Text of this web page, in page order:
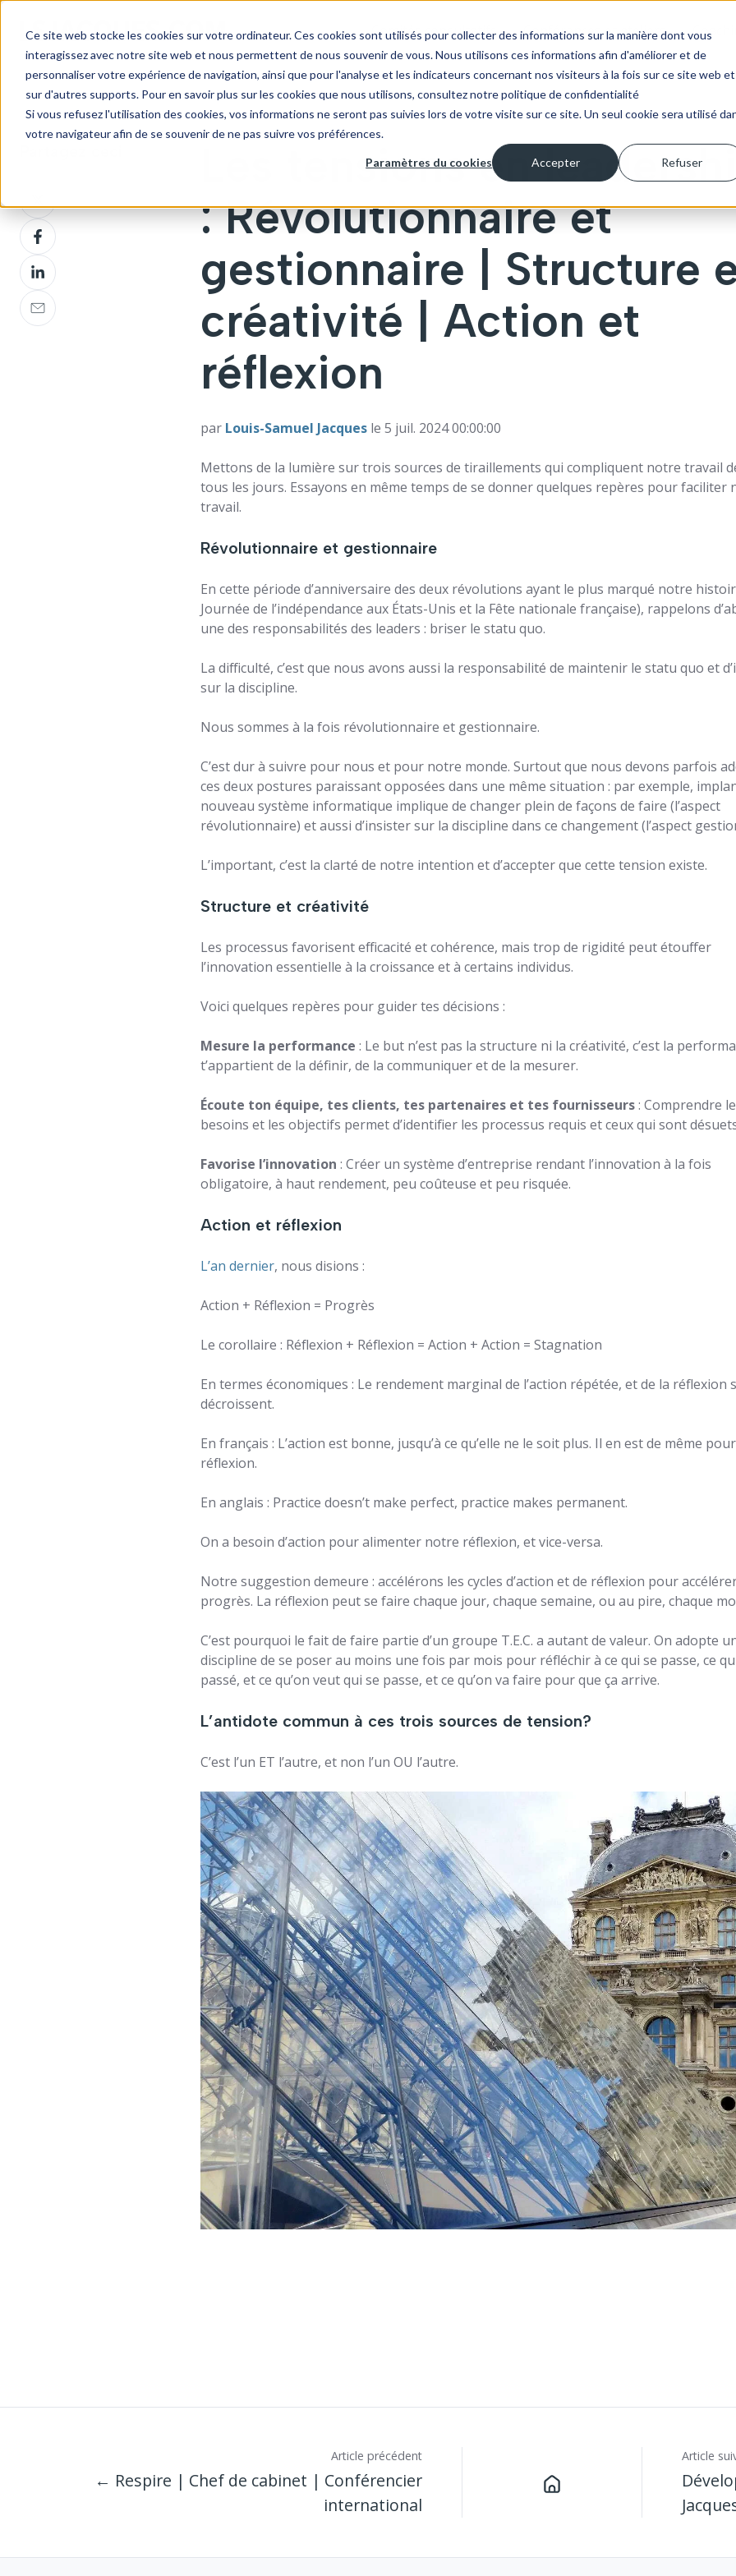
Ce site web stocke les cookies sur votre ordinateur. Ces cookies sont utilisés pour collecter des informations sur la manière dont vous
interagissez avec notre site web et nous permettent de nous souvenir de vous. Nous utilisons ces informations afin d'améliorer et de
personnaliser votre expérience de navigation, ainsi que pour l'analyse et les indicateurs concernant nos visiteurs à la fois sur ce site web et
sur d'autres supports. Pour en savoir plus sur les cookies que nous utilisons, consultez notre politique de confidentialité
Si vous refusez l'utilisation des cookies, vos informations ne seront pas suivies lors de votre visite sur ce site. Un seul cookie sera utilisé
votre navigateur afin de se souvenir de ne pas suivre vos préférences.
Paramètres du cookies Accepter Refuser
Comités consultatifs Conférences et ateliers
Les tensions en
: Révolutionnaire et
gestionnaire | Structure
créativité | Action et
réflexion
par Louis-Samuel Jacques le 5 juil. 2024 00:00:00
Mettons de la lumière sur trois sources de tiraillements qui compliquent notre travail
tous les jours. Essayons en même temps de se donner quelques repères pour faciliter
travail.
Révolutionnaire et gestionnaire
En cette période d’anniversaire des deux révolutions ayant le plus marqué notre
Journée de l’indépendance aux États-Unis et la Fête nationale française), rappelons
une des responsabilités des leaders : briser le statu quo.
La difficulté, c’est que nous avons aussi la responsabilité de maintenir le statu quo et
sur la discipline.
Nous sommes à la fois révolutionnaire et gestionnaire.
C’est dur à suivre pour nous et pour notre monde. Surtout que nous devons parfois
ces deux postures paraissant opposées dans une même situation : par exemple,
nouveau système informatique implique de changer plein de façons de faire (l’aspect
révolutionnaire) et aussi d’insister sur la discipline dans ce changement (l’aspect
L’important, c’est la clarté de notre intention et d’accepter que cette tension existe.
Structure et créativité
Les processus favorisent efficacité et cohérence, mais trop de rigidité peut étouffer
l’innovation essentielle à la croissance et à certains individus.
Voici quelques repères pour guider tes décisions :
Mesure la performance : Le but n’est pas la structure ni la créativité, c’est la
t’appartient de la définir, de la communiquer et de la mesurer.
Écoute ton équipe, tes clients, tes partenaires et tes fournisseurs: Comprendre
besoins et les objectifs permet d’identifier les processus requis et ceux qui sont
Favorise l’innovation : Créer un système d’entreprise rendant l’innovation à la fois
obligatoire, à haut rendement, peu coûteuse et peu risquée.
Action et réflexion
L’an dernier, nous disions :
Action + Réflexion = Progrès
Le corollaire : Réflexion + Réflexion = Action + Action = Stagnation
En termes économiques : Le rendement marginal de l’action répétée, et de la réflexion
décroissent.
En français : L’action est bonne, jusqu’à ce qu’elle ne le soit plus. Il en est de même
réflexion.
En anglais : Practice doesn’t make perfect, practice makes permanent.
On a besoin d’action pour alimenter notre réflexion, et vice-versa.
Notre suggestion demeure : accélérons les cycles d’action et de réflexion pour
progrès. La réflexion peut se faire chaque jour, chaque semaine, ou au pire, chaque
C’est pourquoi le fait de faire partie d’un groupe T.E.C. a autant de valeur. On adopte
discipline de se poser au moins une fois par mois pour réfléchir à ce qui se passe, ce
passé, et ce qu’on veut qui se passe, et ce qu’on va faire pour que ça arrive.
L’antidote commun à ces trois sources de tension?
C’est l’un ET l’autre, et non l’un OU l’autre.
sur
Twitter
Partagez
sur
Facebook
Partagez
sur
LinkedIn
Partagez
sur
Article précédent
← Respire | Chef de cabinet | Conférencier
international
Article